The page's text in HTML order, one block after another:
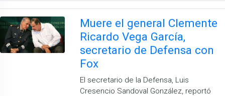
Muere el general Clemente
Ricardo Vega García,
secretario de Defensa con
Fox
El secretario de la Defensa, Luis
Cresencio Sandoval González, reportó